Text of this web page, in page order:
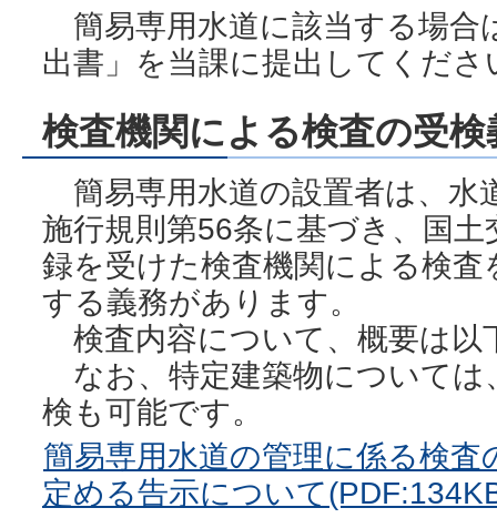
簡易専用水道に該当する場合
出書」を当課に提出してくださ
検査機関による検査の受
簡易専用水道の設置者は、水
施行規則第56条に基づき、国
録を受けた検査機関による検査
する義務があります。
検査内容について、概要は以
なお、特定建築物については
検も可能です。
簡易専用水道の管理に係る検
定める告示について